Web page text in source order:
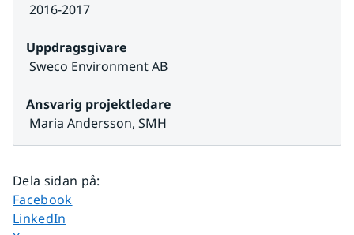
2016-2017
Uppdragsgivare
Sweco Environment AB
Ansvarig projektledare
Maria Andersson, SMH
Dela sidan på:
Dela sidan på
Facebook
Dela sidan på
LinkedIn